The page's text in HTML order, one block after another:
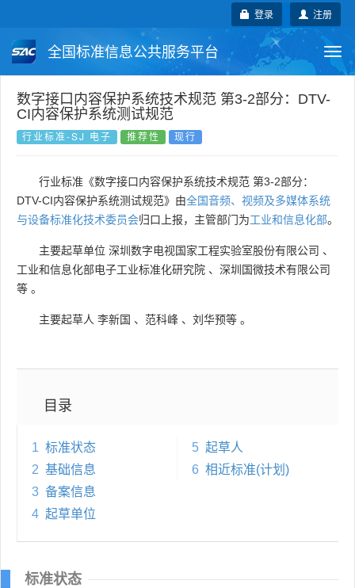
注册
登录
全国标准信息公共服务平台
国家标准 行业标准 地方标准
团体标准 企业标准
国外标准 技术委员会
数字接口内容保护系统技术规范 第3-2部分：DTV-
CI内容保护系统测试规范
行业标准-SJ 电子 推荐性 现行
行业标准《数字接口内容保护系统技术规范 第3-2部分：
DTV-CI内容保护系统测试规范》由全国音频、视频及多媒体系统
与设备标准化技术委员会归口上报，主管部门为工业和信息化部。
主要起草单位 深圳数字电视国家工程实验室股份有限公司 、
工业和信息化部电子工业标准化研究院 、 深圳国微技术有限公司
等 。
主要起草人 李新国 、 范科峰 、 刘华预等 。
目录
1 标准状态
2 基础信息
3 备案信息
4 起草单位
5 起草人
6 相近标准(计划)
标准状态